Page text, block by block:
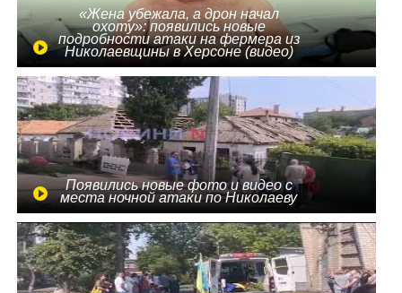
«Жена убежала, а дрон начал
охоту»: появились новые
подробности атаки на фермера из
Николаевщины в Херсоне (видео)
Появились новые фото и видео с
места ночной атаки по Николаеву